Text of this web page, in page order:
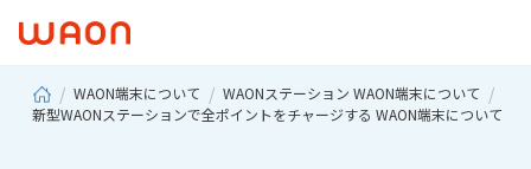
WAON端末について
WAONステーション WAON端末について
新型WAONステーションで全ポイントをチャージする WAON端末について